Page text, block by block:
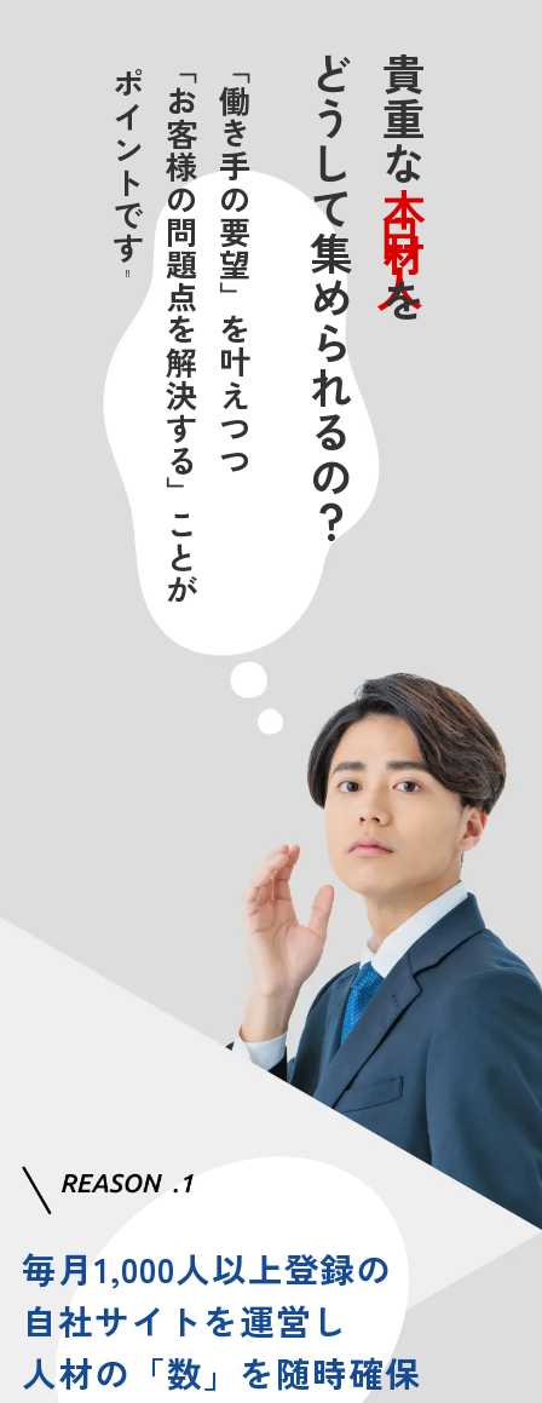
貴重な
⽇本⼈材
を
どうして集められるの？
「働き手の要望」を叶えつつ
「お客様の問題点を解決する」ことが
ポイントです
毎月1,000人以上登録の
自社サイトを運営し
人材の「数」を随時確保